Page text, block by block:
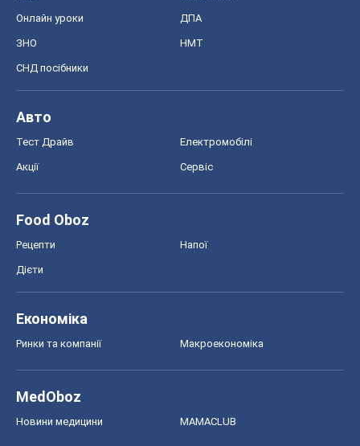
Онлайн уроки ДПА
ЗНО НМТ
СНД посібники
Авто
Тест Драйв Електромобілі
Акції Сервіс
Food Oboz
Рецепти Напої
Дієти
Економіка
Ринки та компанії Макроекономіка
MedOboz
Новини медицини MAMACLUB